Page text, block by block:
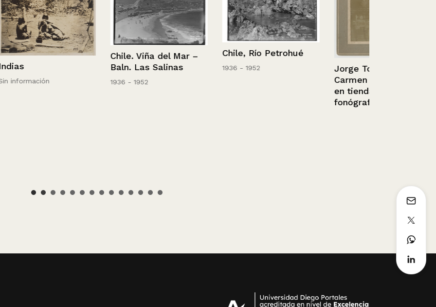
Chile. Viña del Mar –
Baln. Las Salinas
1936 - 1952
Chile, Río Petrohué
1936 - 1952
Jorge Toloza Flores y
Carmen Rosa Cubillos